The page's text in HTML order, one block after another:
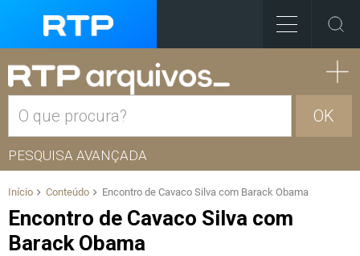
OK
PESQUISA AVANÇADA
Início Conteúdo Encontro de Cavaco Silva com Barack Obama
Encontro de Cavaco Silva com
Barack Obama